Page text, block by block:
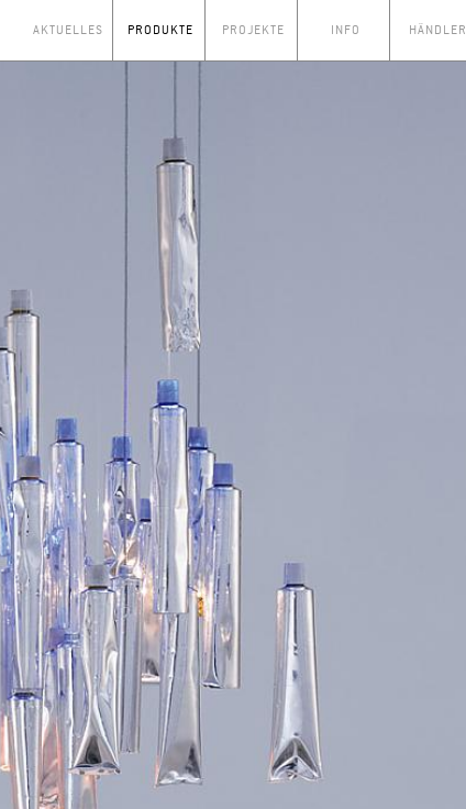
AKTUELLES PRODUKTE PROJEKTE INFO HÄNDLER